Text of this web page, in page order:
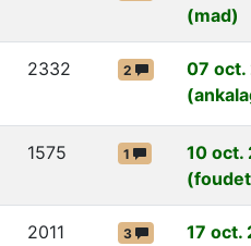
(mad)
2332 2
07 oct.
1575 1
10 oct.
2011 3
17 oct.